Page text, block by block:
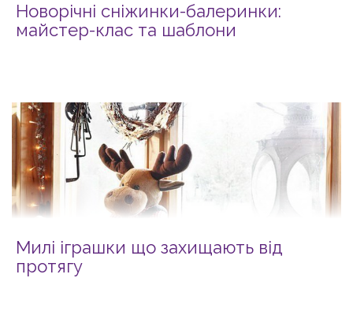
Новорічні сніжинки-балеринки:
майстер-клас та шаблони
Милі іграшки що захищають від
протягу